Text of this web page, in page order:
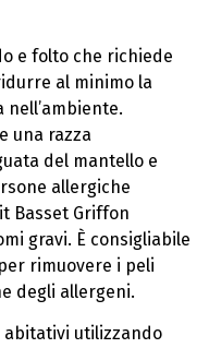
e folto che richiede
al minimo la
una razza
del mantello e
allergiche
Basset Griffon
gravi. È consigliabile
rimuovere i peli
degli allergeni.
utilizzando